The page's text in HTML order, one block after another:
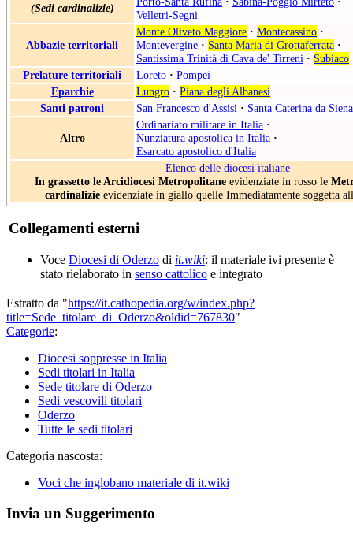
(Sedi cardinalizie)
Velletri-Segni
Abbazie territoriali
Monte Oliveto Maggiore · Montecassino ·
Montevergine · Santa Maria di Grottaferrata ·
Santissima Trinità di Cava de' Tirreni · Subiaco
Prelature territoriali
Loreto · Pompei
Eparchie
Lungro · Piana degli Albanesi
Santi patroni San Francesco d'Assisi · Santa Caterina da Siena
Altro
Ordinariato militare in Italia ·
Nunziatura apostolica in Italia ·
Esarcato apostolico d'Italia
Elenco delle diocesi italiane
In grassetto le Arcidiocesi Metropolitane evidenziate in rosso le
cardinalizieevidenziate in giallo quelle Immediatamente soggetta
Collegamenti esterni
Voce Diocesi di Oderzo di it.wiki: il materiale ivi presente è
stato rielaborato in senso cattolico e integrato
Estratto da "https://it.cathopedia.org/w/index.php?
title=Sede_titolare_di_Oderzo&oldid=767830"
Categorie:
Diocesi soppresse in Italia
Sedi titolari in Italia
Sede titolare di Oderzo
Sedi vescovili titolari
Oderzo
Tutte le sedi titolari
Categoria nascosta:
Voci che inglobano materiale di it.wiki
Invia un Suggerimento